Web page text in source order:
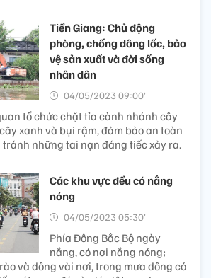
Tiền Giang: Chủ động
phòng, chống dông lốc, bảo
vệ sản xuất và đời sống
nhân dân
04/05/2023 09:00’
tổ chức chặt tỉa cành nhánh cây
xanh và bụi rậm, đảm bảo an toàn
những tai nạn đáng tiếc xảy ra.
Các khu vực đều có nắng
nóng
04/05/2023 05:30’
Phía Đông Bắc Bộ ngày
nắng, có nơi nắng nóng;
và dông vài nơi, trong mưa dông có